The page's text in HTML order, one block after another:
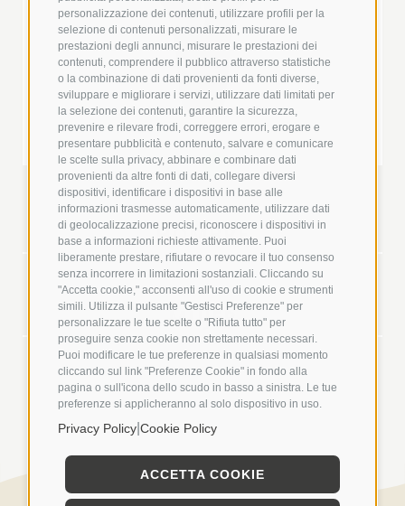
personalizzazione dei contenuti, utilizzare profili per la
selezione di contenuti personalizzati, misurare le
prestazioni degli annunci, misurare le prestazioni dei
contenuti, comprendere il pubblico attraverso statistiche
o la combinazione di dati provenienti da fonti diverse,
sviluppare e migliorare i servizi, utilizzare dati limitati per
la selezione dei contenuti, garantire la sicurezza,
prevenire e rilevare frodi, correggere errori, erogare e
presentare pubblicità e contenuto, salvare e comunicare
le scelte sulla privacy, abbinare e combinare dati
provenienti da altre fonti di dati, collegare diversi
dispositivi, identificare i dispositivi in base alle
informazioni trasmesse automaticamente, utilizzare dati
di geolocalizzazione precisi, riconoscere i dispositivi in
base a informazioni richieste attivamente. Puoi
liberamente prestare, rifiutare o revocare il tuo consenso
senza incorrere in limitazioni sostanziali. Cliccando su
"Accetta cookie," acconsenti all'uso di cookie e strumenti
simili. Utilizza il pulsante "Gestisci Preferenze" per
personalizzare le tue scelte o "Rifiuta tutto" per
proseguire senza cookie non strettamente necessari.
Puoi modificare le tue preferenze in qualsiasi momento
cliccando sul link "Preferenze Cookie" in fondo alla
pagina o sull'icona dello scudo in basso a sinistra. Le tue
preferenze si applicheranno al solo dispositivo in uso.
Privacy Policy Cookie Policy
ACCETTA COOKIE
HOMBRE
MUJER
+